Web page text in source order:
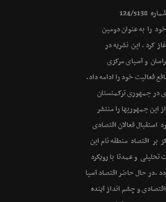
را به عنوان دومین
کرد . این نشریه در
و آسیای مرکزی
فعالیت خود را ادامه داد.
در جمهوری ترکمنستان
این جمهوریها را منتشر
استقبال فعالان اقتصادی
تحلیلی و عمدتا با رویکرد
.در حال حاضر اقتصاد آسیا
و چشم انداز آینده